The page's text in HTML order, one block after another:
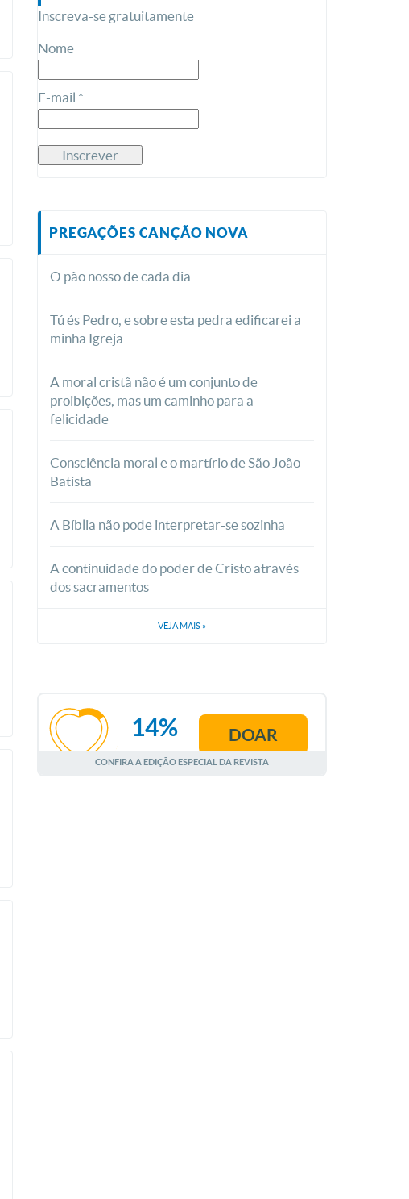
Inscreva-se gratuitamente
Nome
E-mail *
PREGAÇÕES CANÇÃO NOVA
O pão nosso de cada dia
Tú és Pedro, e sobre esta pedra edificarei a
minha Igreja
A moral cristã não é um conjunto de
proibições, mas um caminho para a
felicidade
Consciência moral e o martírio de São João
Batista
A Bíblia não pode interpretar-se sozinha
A continuidade do poder de Cristo através
dos sacramentos
VEJA MAIS »
AGOSTO
14% DOAR
CONFIRA A EDIÇÃO ESPECIAL DA REVISTA